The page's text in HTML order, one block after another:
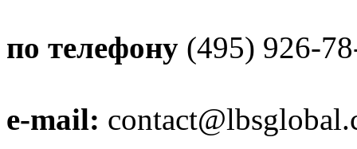
по телефону (495) 926-
e-mail: